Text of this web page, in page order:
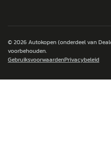
© 2026Autokopen(onderdeel van
voorbehouden.
GebruiksvoorwaardenPrivacybeleid